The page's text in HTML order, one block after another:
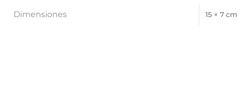
Dimensiones 15 × 7 cm